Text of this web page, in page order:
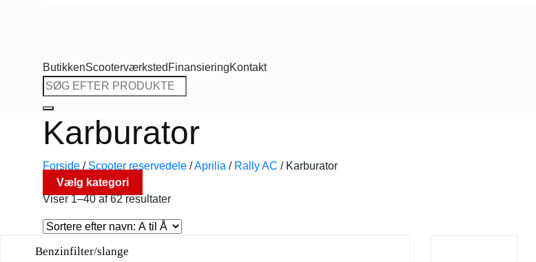
ButikkenScooterværksted FinansieringKontakt
Søg
efter:
Karburator
Forside / Scooter reservedele /Aprilia / Rally AC /Karburator
Vælg kategori
Viser 1–40 af 62 resultater
Benzinfilter/slange